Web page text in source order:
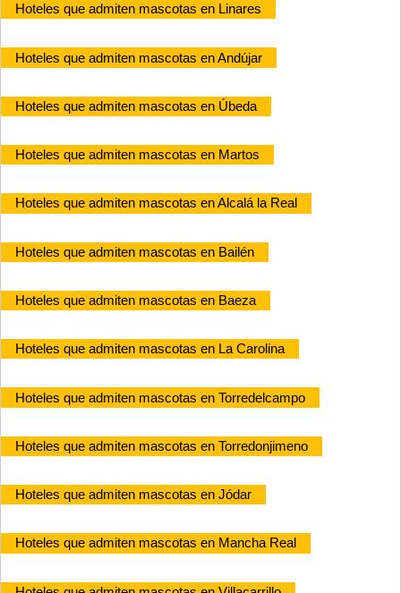
Hoteles que admiten mascotas en Linares
Hoteles que admiten mascotas en Andújar
Hoteles que admiten mascotas en Úbeda
Hoteles que admiten mascotas en Martos
Hoteles que admiten mascotas en Alcalá la Real
Hoteles que admiten mascotas en Bailén
Hoteles que admiten mascotas en Baeza
Hoteles que admiten mascotas en La Carolina
Hoteles que admiten mascotas en Torredelcampo
Hoteles que admiten mascotas en Torredonjimeno
Hoteles que admiten mascotas en Jódar
Hoteles que admiten mascotas en Mancha Real